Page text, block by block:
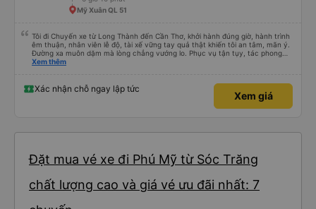
Mỹ Xuân QL 51
Tôi đi Chuyến xe từ Long Thành đến Cần Thơ, khởi hành đúng giờ, hành trình
êm thuận, nhân viên lễ độ, tài xế vững tay quả thật khiến tôi an tâm, mãn ý.
Đường xa muôn dặm mà lòng chẳng vướng lo. Phục vụ tận tụy, tác phong
nghiêm cẩn, hiếm thấy giữa thời buổi kim tiền vội vã. Xã hội loạn đạo. Xin gửi
Xem thêm
Xác nhận chỗ ngay lập tức
Xem giá
Đặt mua vé xe đi Phú Mỹ từ Sóc Trăng
chất lượng cao và giá vé ưu đãi nhất: 7